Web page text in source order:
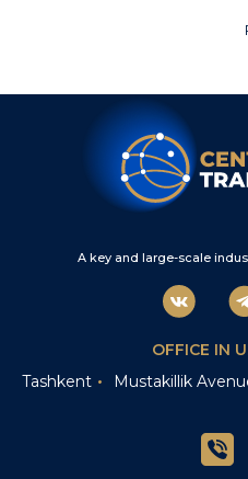
A key and large-scale
OFFICE IN
Tashkent
Mustakillik